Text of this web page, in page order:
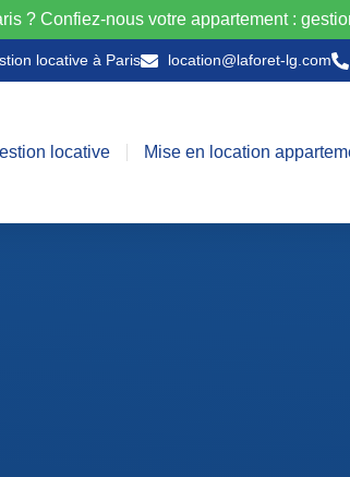
? Confiez-nous votre appartement :
locative à Paris location@laforet-lg.com
locative Mise en location